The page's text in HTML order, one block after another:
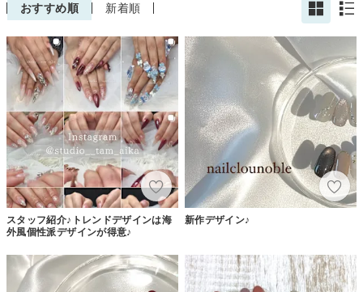
おすすめ順 新着順
スタッフ紹介♪トレンドデザインは海
外風個性派デザインが得意♪
新作デザイン♪